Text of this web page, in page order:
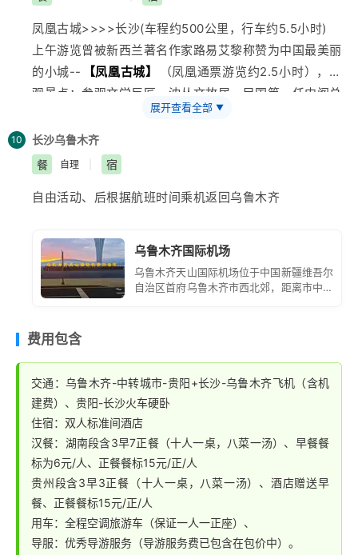
谷两岸林木葱茏、野花飘香，奇峰异石、千姿百态像一幅
巨大的山水画卷。
中餐后13:00参观【晶彩武陵博览园】（约50分钟），
下午自由活动：推荐张家界的新传奇AAAA景区
服费、景区内下山小滑道、赠送娃娃鱼宴）。见证世界第
一长的高山峡谷斜拉玻璃桥奇观、它目前是世界最长、最
高的全透明玻璃桥，玻璃桥总长430米、宽6米，桥面距
是一种全玻璃结构的桥梁。此玻璃桥还是世界首座斜拉式
高山峡谷玻璃桥（5月1日前待检时期、走一线天通道游
览、只能近观、不能上桥体验）；首次使用新型复合材料
藤】、【慈航普渡】
【红旗渠瀑布群】 【炭窑遗址】入住酒店。
提示：不参加的旅游者自由活动或回酒店休息（不提供空
调服务、无车导服务、请注意安全）
夜间推荐：大型民俗风情魅力湘西表演或者梦幻张家界
（门票普座228元/人、贵宾座258元/人，超级VIP座398
元/人，观赏约2小时）
家界特产超市】
该中心以涉及土家传统文化、张家界特
色纯天然植物研究、张家界特色矿产岩石应用等领域
（50分钟）。
BUS前往前往人杰地灵、民族风味浓郁的凤凰古城， 途
经宋祖英家乡游览国家唯一的红色碳酸盐石林——
洞瀑布为一体，走进红石林景区，犹如进入了梦幻般的海
底世界，石林、石墙、石崖，石峰千姿百态，如：清如楼
奇观。2013年荣获“中国最美地质公园”第一名。60分钟
船票未含）它是沈从文笔下最后的一段风景，有着湘西最
美河流之称的“酉水风情画廊”2015年首次向世人揭开神
秘的面纱。现在的酉水两岸仍保留着一种古朴的方式，船
人的快乐与沧桑。悬棺 观音坐莲 酉水大峡谷，给人古朴
品尝苗家长龙宴。2小时左右抵达凤凰，客人可自由游览
凤凰夜景，自行漫步沱江边,品味独特的苗疆风情。
凤凰古城>>>>长沙(车程约500公里，行车约5.5小时)
上午游览曾被新西兰著名作家路易艾黎称赞为中国最美丽
的小城--
【凤凰古城】
（凤凰通票游览约2.5小时），可
观景点：参观文学巨匠—沈丛文故居，民国第一任内阁总
理—熊稀龄故居，观百年古城楼—东门城楼，北门城楼，
乘木船游览沱江观赏吊脚楼群—沱水泛舟。漫步凤凰古城
民族风情工艺品一条街，观赏虹桥风雨楼，杨氏宗祠—杨
家祠堂，崇德堂，
苗家姜糖制作流程等，沿沱江两岸漫步（欣赏悠悠沱江
沙湾吊角楼及电影《湘西缴匪记》的拍摄原址。
行程结束后返回长沙（约500公里，车程约5小时30分
钟）。入住酒店。
展开查看全部 ▼
10 长沙乌鲁木齐
餐
自理 宿
自由活动、后根据航班时间乘机返回乌鲁木齐
乌鲁木齐国际机场
乌鲁木齐天山国际机场位于中国新疆维吾尔
自治区首府乌鲁木齐市西北郊，距离市中心
费用包含
交通：乌鲁木齐-中转城市-贵阳+长沙-乌鲁木齐飞机（含机
建费）、贵阳-长沙火车硬卧
住宿：双人标准间酒店
汉餐：湖南段含3早7正餐（十人一桌，八菜一汤）、早餐餐
标为6元/人、正餐餐标15元/正/人
贵州段含3早3正餐（十人一桌，八菜一汤）、酒店赠送早
餐、正餐餐标15元/正/人
用车：全程空调旅游车（保证一人一正座）、
导服：优秀导游服务（导游服务费已包含在包价中）。